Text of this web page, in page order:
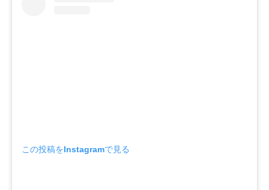
この投稿をInstagramで見る